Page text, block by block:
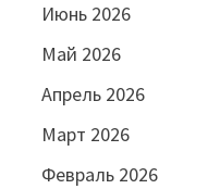
Июнь 2026
Май 2026
Апрель 2026
Март 2026
Февраль 2026